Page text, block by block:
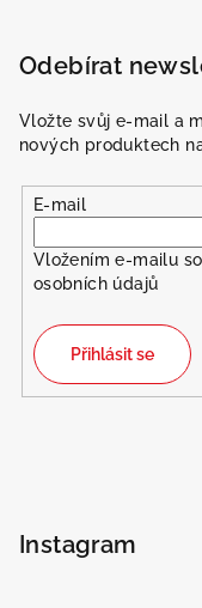
Odebírat
Vložte svůj e-mail a
nových produktech
E-mail
Vložením e-mailu
osobních údajů
Přihlásit se
Instagram